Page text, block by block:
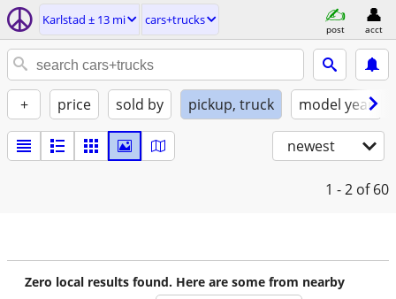
Karlstad ± 13 mi cars+trucks
post acct
+ price sold by pickup, truck model year
newest
1 - 2 of 60
Zero local results found. Here are some from nearby